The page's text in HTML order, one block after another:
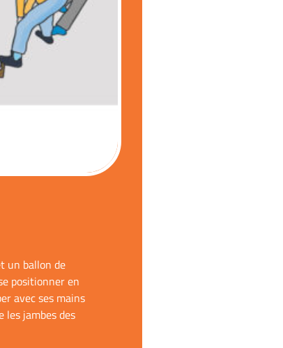
un ballon de
positionner en
avec ses mains
les jambes des